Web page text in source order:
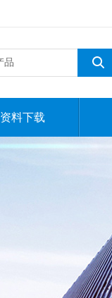
资料下载